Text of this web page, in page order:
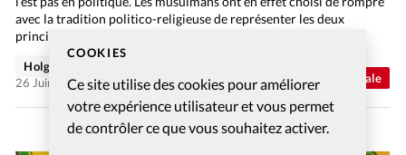
COOKIES
Ce site utilise des cookies pour améliorer
votre expérience utilisateur et vous permet
de contrôler ce que vous souhaitez activer.
Actualité internationale
avec la tradition politico-religieuse de représenter les deux
principales religions lors…
Holger Wetjen
26 Juin 2026
Abonnés